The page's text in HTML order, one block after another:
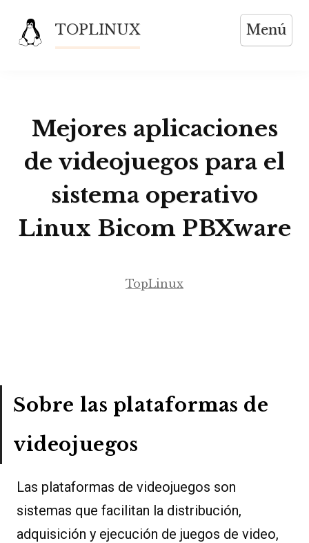
contenido
TOPLINUX Menú
Mejores aplicaciones
de videojuegos para el
sistema operativo
Linux Bicom PBXware
TopLinux
Sobre las plataformas de
videojuegos
Las plataformas de videojuegos son
sistemas que facilitan la distribución,
adquisición y ejecución de juegos de video,